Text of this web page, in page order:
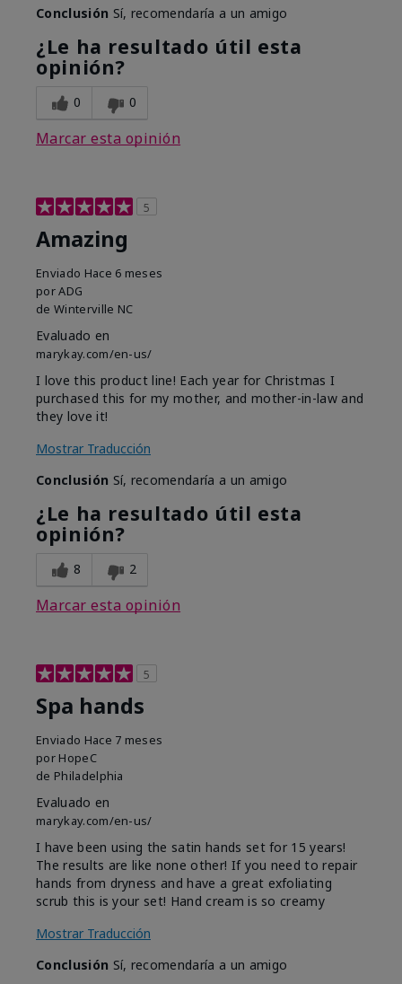
Conclusión Sí, recomendaría a un amigo
¿Le ha resultado útil esta
opinión?
0 0
Marcar esta opinión
5
Amazing
Enviado Hace 6 meses
porADG
de Winterville NC
Evaluado en
marykay.com/en-us/
I love this product line! Each year for Christmas I
purchased this for my mother, and mother-in-law and
they love it!
Mostrar Traducción
Conclusión Sí, recomendaría a un amigo
¿Le ha resultado útil esta
opinión?
8 2
Marcar esta opinión
5
Spa hands
Enviado Hace 7 meses
por HopeC
de Philadelphia
Evaluado en
marykay.com/en-us/
I have been using the satin hands set for 15 years!
The results are like none other! If you need to repair
hands from dryness and have a great exfoliating
scrub this is your set! Hand cream is so creamy
Mostrar Traducción
Conclusión Sí, recomendaría a un amigo